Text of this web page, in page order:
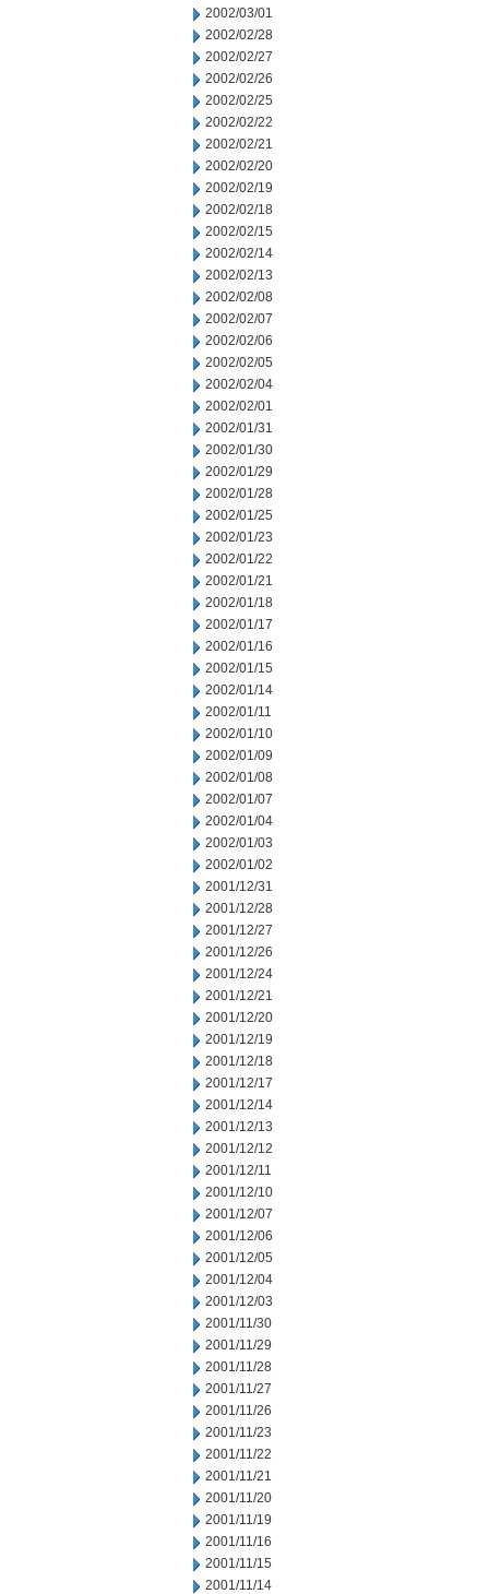
2002/03/01
2002/02/28
2002/02/27
2002/02/26
2002/02/25
2002/02/22
2002/02/21
2002/02/20
2002/02/19
2002/02/18
2002/02/15
2002/02/14
2002/02/13
2002/02/08
2002/02/07
2002/02/06
2002/02/05
2002/02/04
2002/02/01
2002/01/31
2002/01/30
2002/01/29
2002/01/28
2002/01/25
2002/01/23
2002/01/22
2002/01/21
2002/01/18
2002/01/17
2002/01/16
2002/01/15
2002/01/14
2002/01/11
2002/01/10
2002/01/09
2002/01/08
2002/01/07
2002/01/04
2002/01/03
2002/01/02
2001/12/31
2001/12/28
2001/12/27
2001/12/26
2001/12/24
2001/12/21
2001/12/20
2001/12/19
2001/12/18
2001/12/17
2001/12/14
2001/12/13
2001/12/12
2001/12/11
2001/12/10
2001/12/07
2001/12/06
2001/12/05
2001/12/04
2001/12/03
2001/11/30
2001/11/29
2001/11/28
2001/11/27
2001/11/26
2001/11/23
2001/11/22
2001/11/21
2001/11/20
2001/11/19
2001/11/16
2001/11/15
2001/11/14